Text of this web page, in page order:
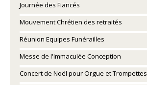
Journée des Fiancés
Mouvement Chrétien des retraités
Réunion Equipes Funérailles
Messe de l'Immaculée Conception
Concert de Noël pour Orgue et Trompettes